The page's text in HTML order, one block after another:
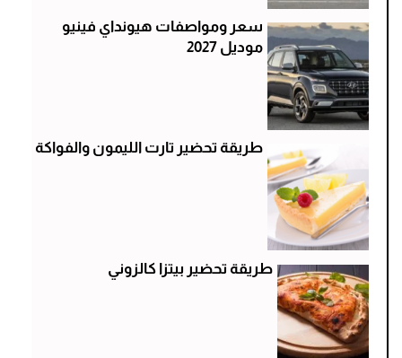
سعر ومواصفات هيونداي فينيو
موديل 2027
طريقة تحضير تارت الليمون والفواكة
طريقة تحضير بيتزا كالزوني